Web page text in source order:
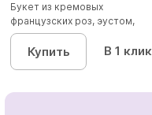
Букет из кремовых
французских роз, эустом,
диантусов, х...
Купить В 1 клик